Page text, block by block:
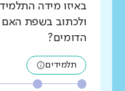
באיזו מידה
ולכתוב בשפת
הדומים?
תלמידים